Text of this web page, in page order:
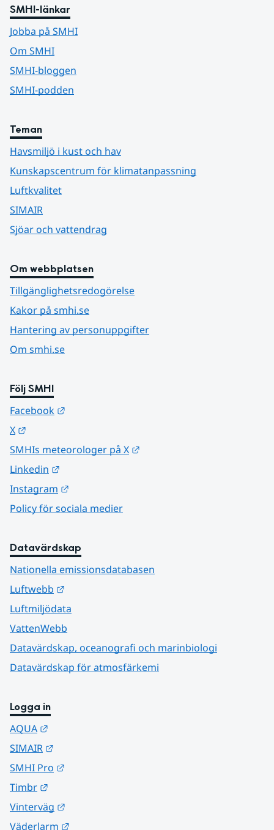
SMHI-länkar
Jobba på SMHI
Om SMHI
SMHI-bloggen
SMHI-podden
Teman
Havsmiljö i kust och hav
Kunskapscentrum för klimatanpassning
Luftkvalitet
SIMAIR
Sjöar och vattendrag
Om webbplatsen
Tillgänglighetsredogörelse
Kakor på smhi.se
Hantering av personuppgifter
Om smhi.se
Följ SMHI
Facebook
X
SMHIs meteorologer på X
Linkedin
Instagram
Policy för sociala medier
Datavärdskap
Nationella emissionsdatabasen
Luftwebb
Luftmiljödata
VattenWebb
Datavärdskap, oceanografi och marinbiologi
Datavärdskap för atmosfärkemi
Logga in
AQUA
SIMAIR
SMHI Pro
Timbr
Vinterväg
Väderlarm